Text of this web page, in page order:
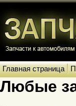
Главная страница
Любые